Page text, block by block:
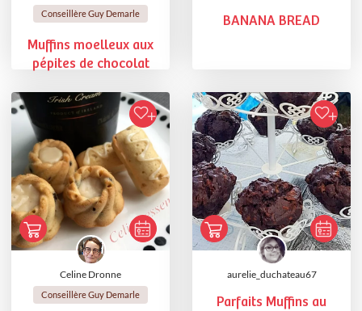
Conseillère Guy Demarle
Muffins moelleux aux
pépites de chocolat
BANANA BREAD
Celine Dronne
Conseillère Guy Demarle
aurelie_duchateau67
Parfaits Muffins au